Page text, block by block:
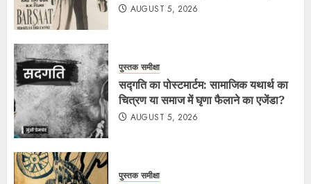
AUGUST 5, 2026
पुस्तक समीक्षा
सद्गति का पोस्टमार्टम: सामाजिक यथार्थ का
चित्रण या समाज में घृणा फैलाने का एजेंडा?
AUGUST 5, 2026
पुस्तक समीक्षा